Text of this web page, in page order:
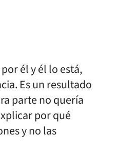
él y él lo está,
Es un resultado
parte no quería
por qué
y no las